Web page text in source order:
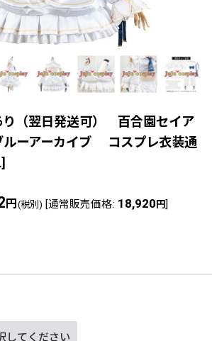
り（翌日発送可） 百合園セイア
ーアーカイブ コスプレ衣装通
]
円 (税別) [通常販売価格: 18,920 円]
してください